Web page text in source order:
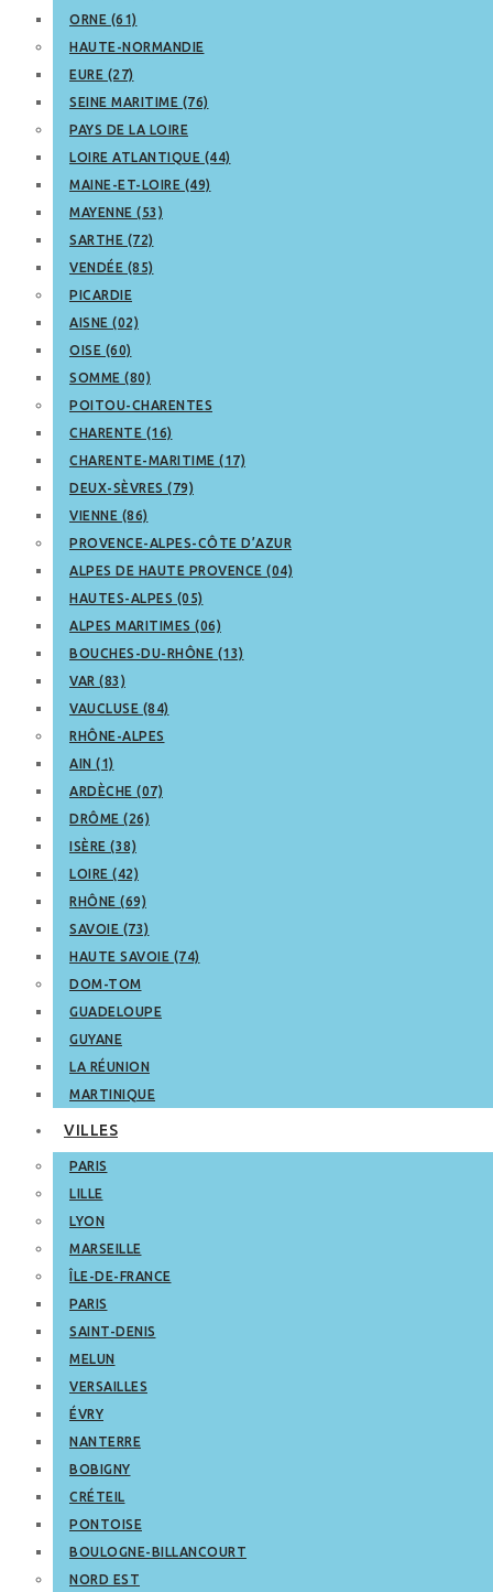
ORNE (61)
HAUTE-NORMANDIE
EURE (27)
SEINE MARITIME (76)
PAYS DE LA LOIRE
LOIRE ATLANTIQUE (44)
MAINE-ET-LOIRE (49)
MAYENNE (53)
SARTHE (72)
VENDÉE (85)
PICARDIE
AISNE (02)
OISE (60)
SOMME (80)
POITOU-CHARENTES
CHARENTE (16)
CHARENTE-MARITIME (17)
DEUX-SÈVRES (79)
VIENNE (86)
PROVENCE-ALPES-CÔTE D’AZUR
ALPES DE HAUTE PROVENCE (04)
HAUTES-ALPES (05)
ALPES MARITIMES (06)
BOUCHES-DU-RHÔNE (13)
VAR (83)
VAUCLUSE (84)
RHÔNE-ALPES
AIN (1)
ARDÈCHE (07)
DRÔME (26)
ISÈRE (38)
LOIRE (42)
RHÔNE (69)
SAVOIE (73)
HAUTE SAVOIE (74)
DOM-TOM
GUADELOUPE
GUYANE
LA RÉUNION
MARTINIQUE
VILLES
PARIS
LILLE
LYON
MARSEILLE
ÎLE-DE-FRANCE
PARIS
SAINT-DENIS
MELUN
VERSAILLES
ÉVRY
NANTERRE
BOBIGNY
CRÉTEIL
PONTOISE
BOULOGNE-BILLANCOURT
NORD EST